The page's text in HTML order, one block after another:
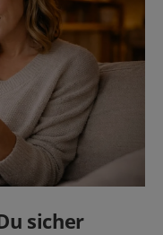
sicher